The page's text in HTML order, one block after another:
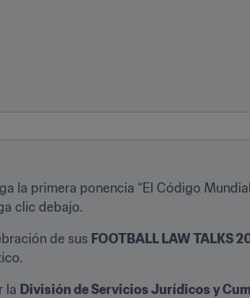
la primera ponencia “El Código
clic debajo.
de sus FOOTBALL LAW TALKS
la División de Servicios Jurídicos y